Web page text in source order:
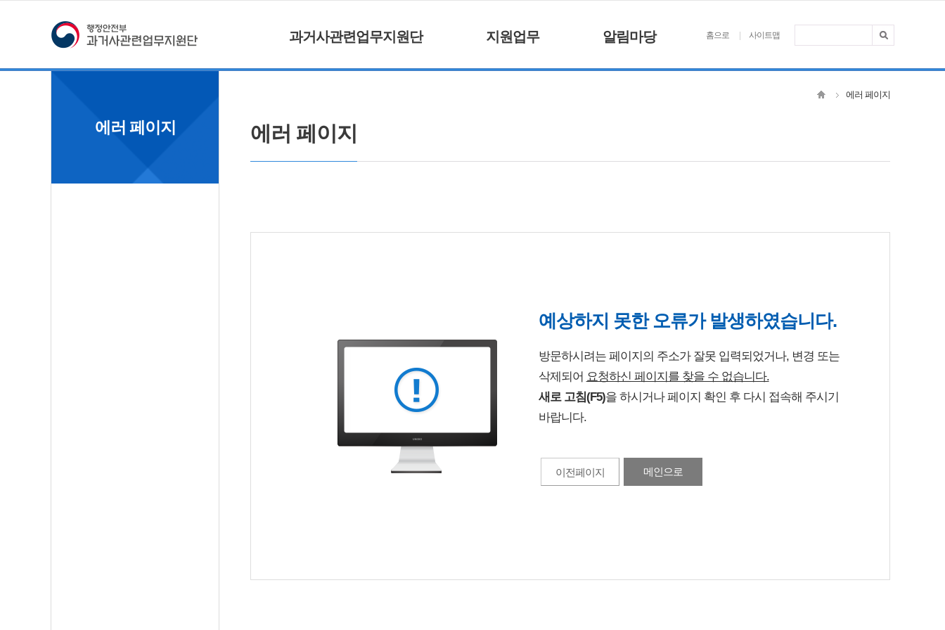
과거사관련업무지원단 지원업무 알림마당 홈으로 사이트맵
에러 페이지
에러 페이지
에러 페이지
예상하지 못한 오류가 발생하였습니다.
방문하시려는 페이지의 주소가 잘못 입력되었거나, 변경 또는
삭제되어 요청하신 페이지를 찾을 수 없습니다.
새로 고침(F5)을 하시거나 페이지 확인 후 다시 접속해 주시기
바랍니다.
이전페이지 메인으로